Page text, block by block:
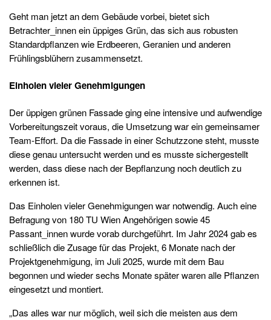
Geht man jetzt an dem Gebäude vorbei, bietet sich
Betrachter_innen ein üppiges Grün, das sich aus robusten
Standardpflanzen wie Erdbeeren, Geranien und anderen
Frühlingsblühern zusammensetzt.
Einholen vieler Genehmigungen
Der üppigen grünen Fassade ging eine intensive und aufwendige
Vorbereitungszeit voraus, die Umsetzung war ein gemeinsamer
Team-Effort. Da die Fassade in einer Schutzzone steht, musste
diese genau untersucht werden und es musste sichergestellt
werden, dass diese nach der Bepflanzung noch deutlich zu
erkennen ist.
Das Einholen vieler Genehmigungen war notwendig. Auch eine
Befragung von 180 TU Wien Angehörigen sowie 45
Passant_innen wurde vorab durchgeführt. Im Jahr 2024 gab es
schließlich die Zusage für das Projekt, 6 Monate nach der
Projektgenehmigung, im Juli 2025, wurde mit dem Bau
begonnen und wieder sechs Monate später waren alle Pflanzen
eingesetzt und montiert.
„Das alles war nur möglich, weil sich die meisten aus dem